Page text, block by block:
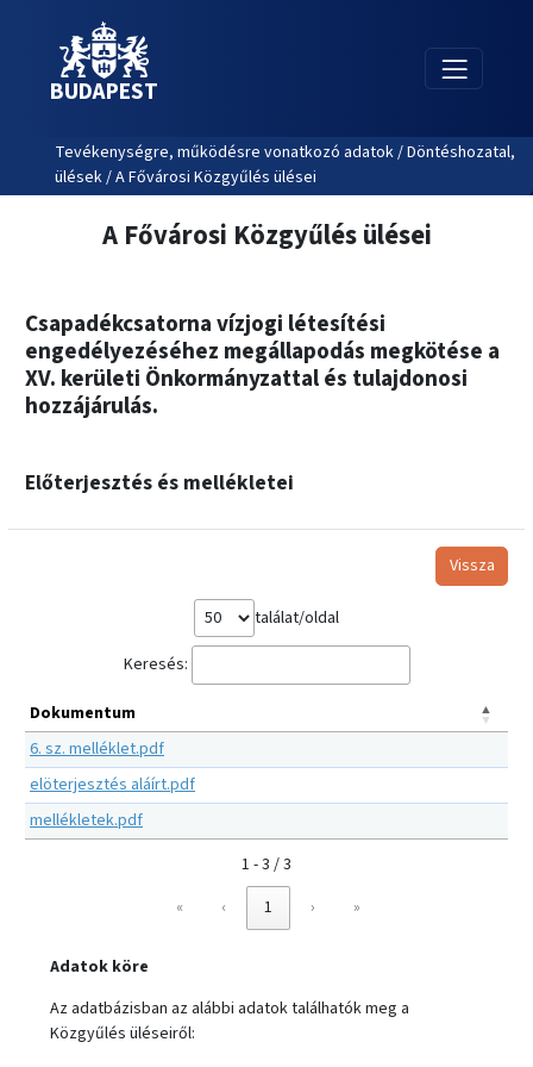
BUDAPEST
Tevékenységre, működésre vonatkozó adatok / Döntéshozatal,
ülések / A Fővárosi Közgyűlés ülései
A Fővárosi Közgyűlés ülései
Csapadékcsatorna vízjogi létesítési
engedélyezéséhez megállapodás megkötése a
XV. kerületi Önkormányzattal és tulajdonosi
hozzájárulás.
Előterjesztés és mellékletei
Vissza
találat/oldal
Keresés:
Dokumentum
6. sz. melléklet.pdf
elöterjesztés aláírt.pdf
mellékletek.pdf
1 - 3 / 3
«
‹ 1 › »
Adatok köre
Az adatbázisban az alábbi adatok találhatók meg a
Közgyűlés üléseiről: